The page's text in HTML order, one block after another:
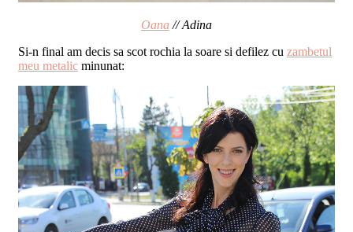
Oana // Adina
Si-n final am decis sa scot rochia la soare si defilez cu zambetul
meu metalic minunat: